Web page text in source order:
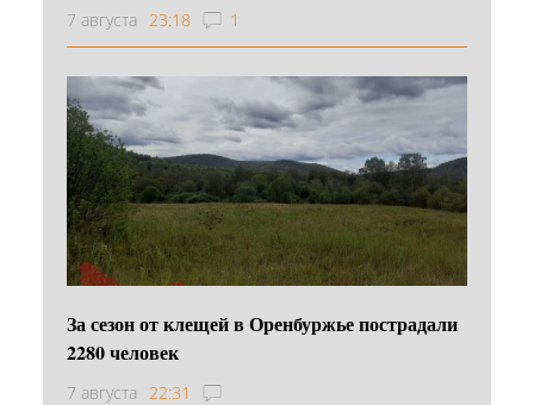
7 августа 23:18 1
За сезон от клещей в Оренбуржье пострадали
2280 человек
7 августа 22:31